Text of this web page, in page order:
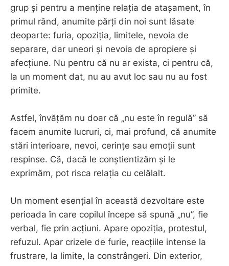
grup și pentru a menține relația de atașament, în
primul rând, anumite părți din noi sunt lăsate
deoparte: furia, opoziția, limitele, nevoia de
separare, dar uneori și nevoia de apropiere și
afecțiune. Nu pentru că nu ar exista, ci pentru că,
la un moment dat, nu au avut loc sau nu au fost
primite.
Astfel, învățăm nu doar că „nu este în regulă” să
facem anumite lucruri, ci, mai profund, că anumite
stări interioare, nevoi, cerințe sau emoții sunt
respinse. Că, dacă le conștientizăm și le
exprimăm, pot risca relația cu celălalt.
Un moment esențial în această dezvoltare este
perioada în care copilul începe să spună „nu”, fie
verbal, fie prin acțiuni. Apare opoziția, protestul,
refuzul. Apar crizele de furie, reacțiile intense la
frustrare, la limite, la constrângeri. Din exterior,